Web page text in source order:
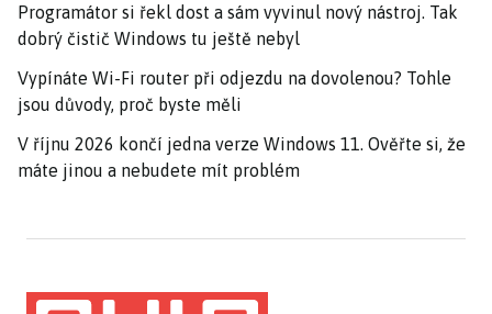
Programátor si řekl dost a sám vyvinul nový nástroj. Tak
dobrý čistič Windows tu ještě nebyl
Vypínáte Wi-Fi router při odjezdu na dovolenou? Tohle
jsou důvody, proč byste měli
V říjnu 2026 končí jedna verze Windows 11. Ověřte si, že
máte jinou a nebudete mít problém